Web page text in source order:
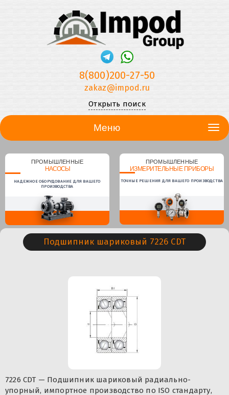
8(800)200-27-50
zakaz@impod.ru
Открыть поиск
Меню
ПРОМЫШЛЕННЫЕ
НАСОСЫ
НАДЕЖНОЕ ОБОРУДОВАНИЕ ДЛЯ ВАШЕГО
ПРОИЗВОДСТВА
ПРОМЫШЛЕННЫЕ
ИЗМЕРИТЕЛЬНЫЕ ПРИБОРЫ
ТОЧНЫЕ РЕШЕНИЯ ДЛЯ ВАШЕГО ПРОИЗВОДСТВА
Подшипник шариковый 7226 CDT
7226 CDT — Подшипник шариковый радиально-
упорный, импортное производство по ISO стандарту,